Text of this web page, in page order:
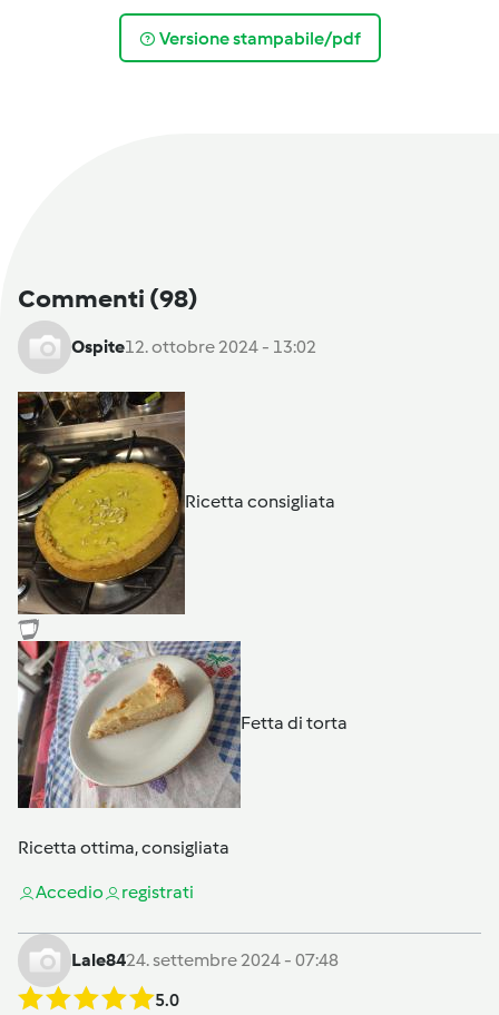
Versione stampabile/pdf
Commenti (98)
Ospite12. ottobre 2024 - 13:02
Ricetta consigliata
Fetta di torta
Ricetta ottima, consigliata
Accedio registrati
Lale8424. settembre 2024 - 07:48
5.0